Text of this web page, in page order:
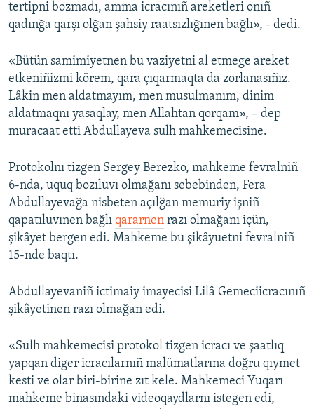
tertipni bozmadı, amma icracınıñ areketleri onıñ
qadınğa qarşı olğan şahsiy raatsızlığınen bağlı», - dedi.
«Bütün samimiyetnen bu vaziyetni al etmege areket
etkeniñizmi körem, qara çıqarmaqta da zorlanasıñız.
Lâkin men aldatmayım, men musulmanım, dinim
aldatmaqnı yasaqlay, men Allahtan qorqam», – dep
muracaat etti Abdullayeva sulh mahkemecisine.
Protokolnı tizgen Sergey Berezko, mahkeme fevralniñ
6-nda, uquq bozıluvı olmağanı sebebinden, Fera
Abdullayevağa nisbeten açılğan memuriy işniñ
qapatıluvınen bağlı qararnen razı olmağanı içün,
şikâyet bergen edi. Mahkeme bu şikâyuetni fevralniñ
15-nde baqtı.
Abdullayevaniñ ictimaiy imayecisi Lilâ Gemeciicracınıñ
şikâyetinen razı olmağan edi.
«Sulh mahkemecisi protokol tizgen icracı ve şaatlıq
yapqan diger icracılarnıñ malümatlarına doğru qıymet
kesti ve olar biri-birine zıt kele. Mahkemeci Yuqarı
mahkeme binasındaki videoqaydlarnı istegen edi,